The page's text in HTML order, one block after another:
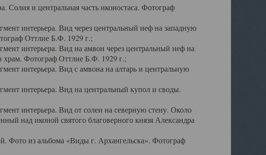
и центральная часть иконостаса. Фотограф
интерьера. Вид через центральный неф на западную
Оттлие Б.Ф. 1929 г.;
интерьера. Вид на амвон через центральный неф на
храм. Фотограф Оттлие Б.Ф. 1929 г.;
интерьера. Вид с амвона на алтарь и центральную
интерьера. Вид на центральный купол и своды.
интерьера. Вид от солеи на северную стену. Около
над иконой святого благоверного князя Александра
из альбома «Виды г. Архангельска». Фотограф